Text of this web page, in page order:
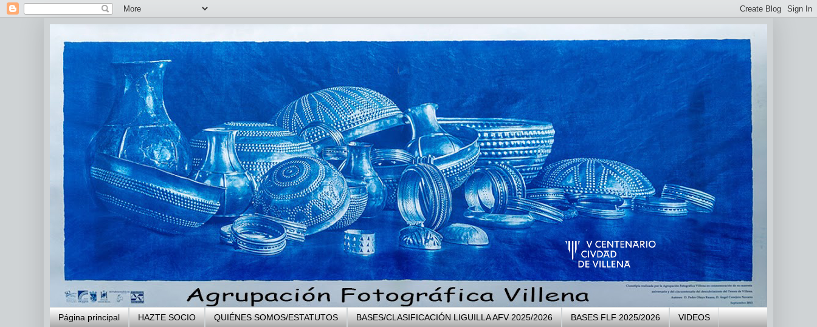
Página principal HAZTE SOCIO QUIÉNES SOMOS/ESTATUTOS BASES/CLASIFICACIÓN LIGUILLA AFV 2025/2026 BASES FLF 2025/2026 VIDEOS